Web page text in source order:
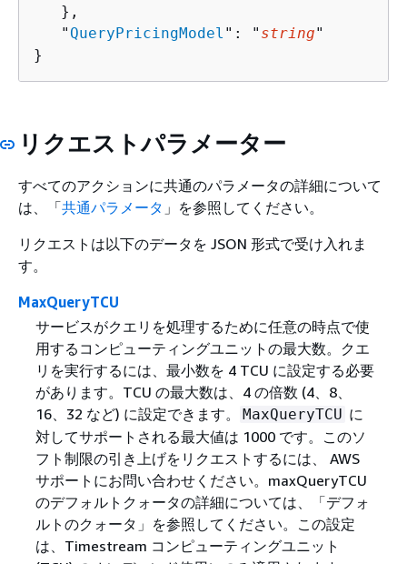
   },
   "
QueryPricingModel ": " string"
}
リクエストパラメーター
すべてのアクションに共通のパラメータの詳細について
は、「共通パラメータ 」を参照してください。
リクエストは以下のデータを JSON 形式で受け入れま
す。
MaxQueryTCU
サービスがクエリを処理するために任意の時点で使
用するコンピューティングユニットの最大数。クエ
リを実行するには、最小数を 4 TCU に設定する必要
があります。TCU の最大数は、4 の倍数 (4、8、
16、32 など) に設定できます。
MaxQueryTCU に
対してサポートされる最大値は 1000 です。このソ
フト制限の引き上げをリクエストするには、 AWS
サポートにお問い合わせください。maxQueryTCU
のデフォルトクォータの詳細については、「デフォ
ルトのクォータ」を参照してください。この設定
は、Timestream コンピューティングユニット